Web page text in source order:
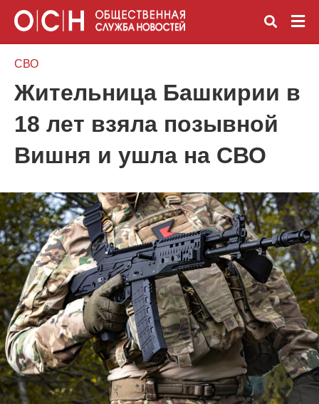
СВО
Жительница Башкирии в
18 лет взяла позывной
Вишня и ушла на СВО